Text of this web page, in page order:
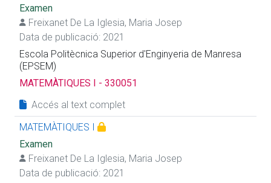
Examen
Freixanet De La Iglesia, Maria Josep
Data de publicació: 2021
Escola Politècnica Superior d'Enginyeria de Manresa
(EPSEM)
MATEMÀTIQUES I - 330051
Accés al text complet
MATEMÀTIQUES I
Examen
Freixanet De La Iglesia, Maria Josep
Data de publicació: 2021